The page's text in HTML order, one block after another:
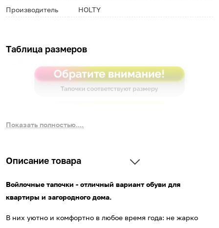
Производитель HOLTY
Таблица размеров
Показать полностью....
Описание товара
Войлочные тапочки - отличный вариант обуви для
квартиры и загородного дома.
В них уютно и комфортно в любое время года: не жарко